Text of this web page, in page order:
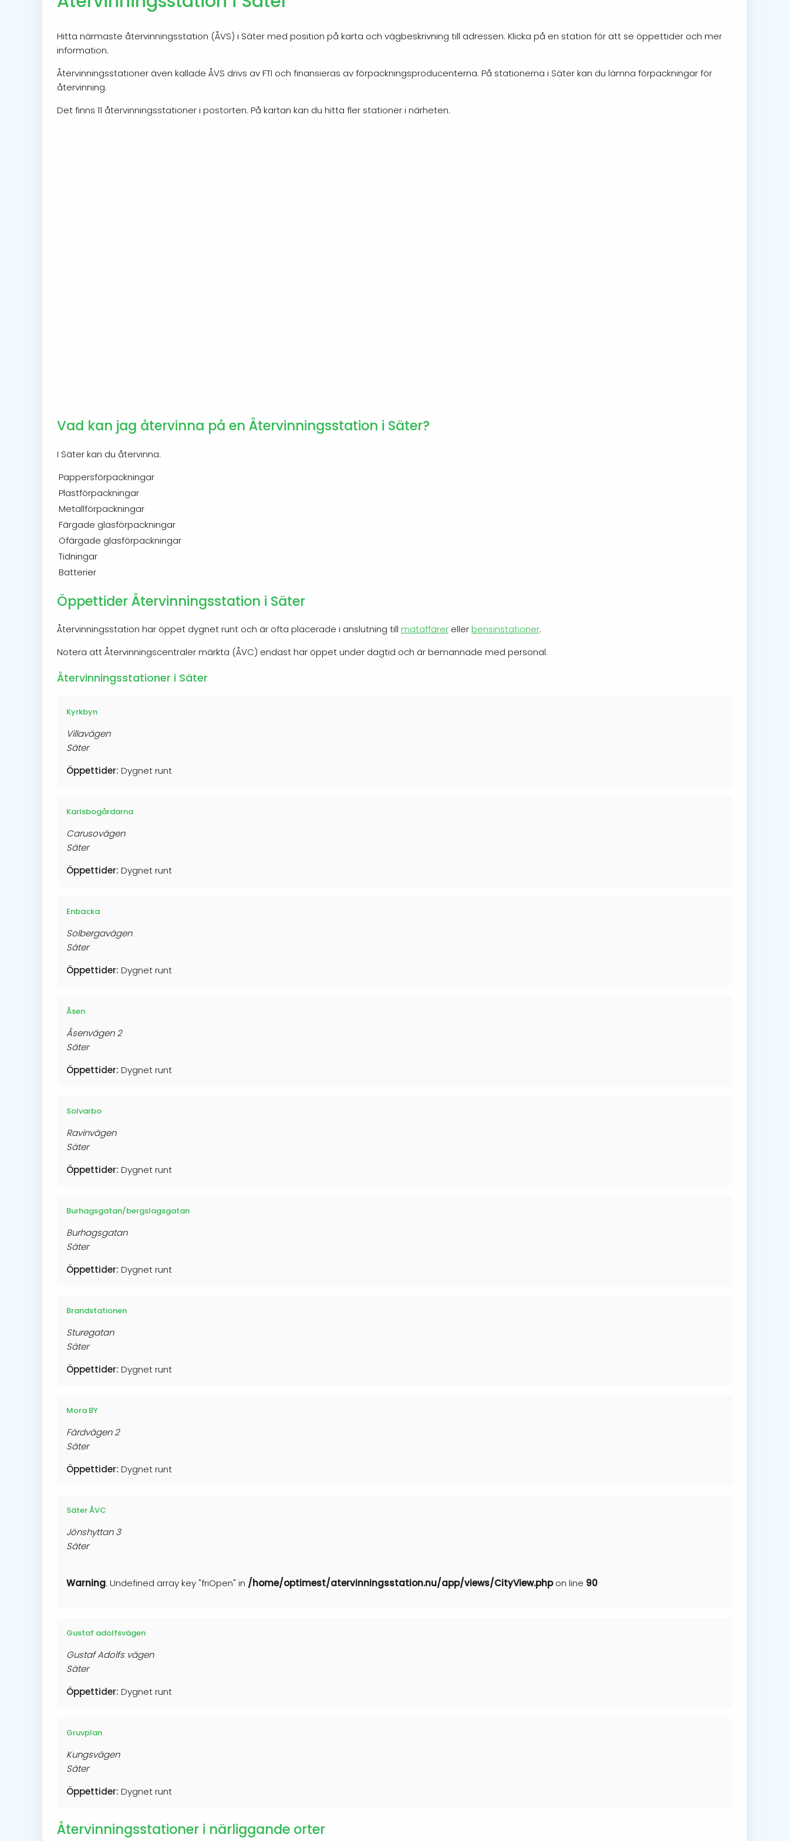
Hitta närmaste återvinningsstation (ÅVS) i Säter med position på karta och vägbeskrivning till adressen. Klicka på en station för att se öppettider och mer
information.
Återvinningsstationer även kallade ÅVS drivs av FTI och finansieras av förpackningsproducenterna. På stationerna i Säter kan du lämna förpackningar för
återvinning.
Det finns 11 återvinningsstationer i postorten. På kartan kan du hitta fler stationer i närheten.
Vad kan jag återvinna på en Återvinningsstation i Säter?
I Säter kan du återvinna:
Pappersförpackningar
Plastförpackningar
Metallförpackningar
Färgade glasförpackningar
Ofärgade glasförpackningar
Tidningar
Batterier
Öppettider Återvinningsstation i Säter
Återvinningsstation har öppet dygnet runt och är ofta placerade i anslutning till mataffärer ellerbensinstationer.
Notera att Återvinningscentraler märkta (ÅVC) endast har öppet under dagtid och är bemannade med personal.
Återvinningsstationer i Säter
Kyrkbyn
Villavägen
Säter
Öppettider: Dygnet runt
Karlsbogårdarna
Carusovägen
Säter
Öppettider: Dygnet runt
Enbacka
Solbergavägen
Säter
Öppettider: Dygnet runt
Åsen
Åsenvägen 2
Säter
Öppettider: Dygnet runt
Solvarbo
Ravinvägen
Säter
Öppettider: Dygnet runt
Burhagsgatan/bergslagsgatan
Burhagsgatan
Säter
Öppettider: Dygnet runt
Brandstationen
Sturegatan
Säter
Öppettider: Dygnet runt
Mora BY
Färdvägen 2
Säter
Öppettider: Dygnet runt
Säter ÅVC
Jönshyttan 3
Säter
Warning: Undefined array key "friOpen" in /home/optimest/atervinningsstation.nu/app/views/CityView.phpon line 90
Gustaf adolfsvägen
Gustaf Adolfs vägen
Säter
Öppettider: Dygnet runt
Gruvplan
Kungsvägen
Säter
Öppettider: Dygnet runt
Återvinningsstationer i närliggande orter